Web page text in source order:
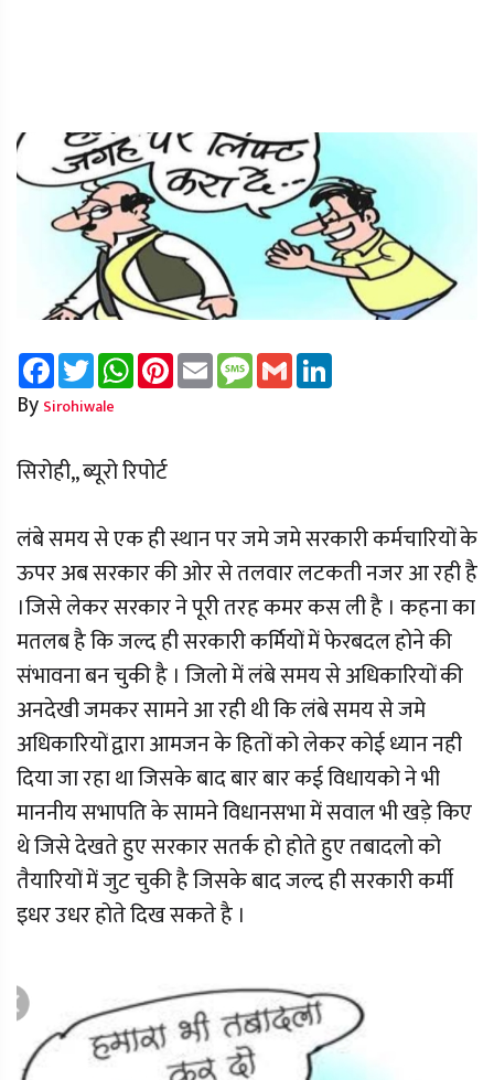
FacebookTwitterWhatsAppPinterest
Email Message
Gmail
By Sirohiwale
सिरोही,, ब्यूरो रिपोर्ट
लंबे समय से एक ही स्थान पर जमे जमे सरकारी कर्मचारियों के
ऊपर अब सरकार की ओर से तलवार लटकती नजर आ रही है
।जिसे लेकर सरकार ने पूरी तरह कमर कस ली है । कहना का
मतलब है कि जल्द ही सरकारी कर्मियों में फेरबदल होने की
संभावना बन चुकी है । जिलो में लंबे समय से अधिकारियों की
अनदेखी जमकर सामने आ रही थी कि लंबे समय से जमे
अधिकारियों द्वारा आमजन के हितों को लेकर कोई ध्यान नही
दिया जा रहा था जिसके बाद बार बार कई विधायको ने भी
माननीय सभापति के सामने विधानसभा में सवाल भी खड़े किए
थे जिसे देखते हुए सरकार सतर्क हो होते हुए तबादलो को
तैयारियों में जुट चुकी है जिसके बाद जल्द ही सरकारी कर्मी
इधर उधर होते दिख सकते है ।